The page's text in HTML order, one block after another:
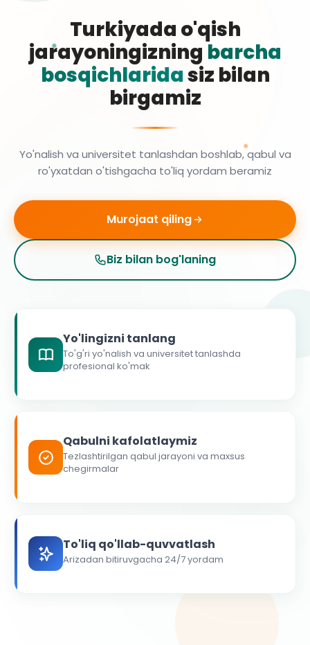
Turkiyada o'qish
jarayoningizning barcha
bosqichlaridasiz bilan
birgamiz
Yo'nalish va universitet tanlashdan boshlab, qabul va
ro'yxatdan o'tishgacha to'liq yordam beramiz
Murojaat qiling
Biz bilan bog'laning
Yo'lingizni tanlang
To'g'ri yo'nalish va universitet tanlashda
profesional ko'mak
Qabulni kafolatlaymiz
Tezlashtirilgan qabul jarayoni va maxsus
chegirmalar
To'liq qo'llab-quvvatlash
Arizadan bitiruvgacha 24/7 yordam